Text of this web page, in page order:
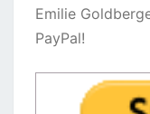
Emilie
PayPal!